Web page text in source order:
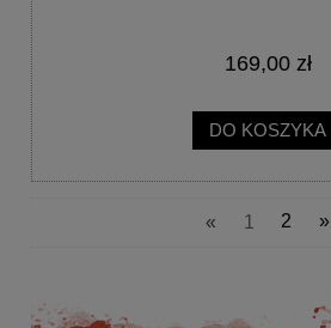
169,00 zł
DO KOSZYKA
« 1 2 »